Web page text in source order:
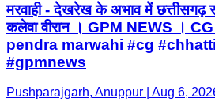
मरवाही - देखरेख के अभाव में छत्तीसगढ़
कलेवा वीरान । GPM NEWS । CG
pendra marwahi #cg
#gpmnews
Pushparajgarh, Anuppur | Aug 6,